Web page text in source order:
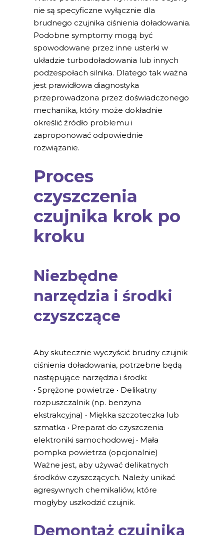
nie są specyficzne wyłącznie dla
brudnego czujnika ciśnienia doładowania.
Podobne symptomy mogą być
spowodowane przez inne usterki w
układzie turbodoładowania lub innych
podzespołach silnika. Dlatego tak ważna
jest prawidłowa diagnostyka
przeprowadzona przez doświadczonego
mechanika, który może dokładnie
określić źródło problemu i
zaproponować odpowiednie
rozwiązanie.
Proces
czyszczenia
czujnika krok po
kroku
Niezbędne
narzędzia i środki
czyszczące
Aby skutecznie wyczyścić brudny czujnik
ciśnienia doładowania, potrzebne będą
następujące narzędzia i środki:
• Sprężone powietrze • Delikatny
rozpuszczalnik (np. benzyna
ekstrakcyjna) • Miękka szczoteczka lub
szmatka • Preparat do czyszczenia
elektroniki samochodowej • Mała
pompka powietrza (opcjonalnie)
Ważne jest, aby używać delikatnych
środków czyszczących. Należy unikać
agresywnych chemikaliów, które
mogłyby uszkodzić czujnik.
Demontaż czujnika